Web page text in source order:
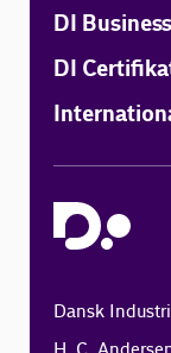
DI Business
DI
Dansk Industri